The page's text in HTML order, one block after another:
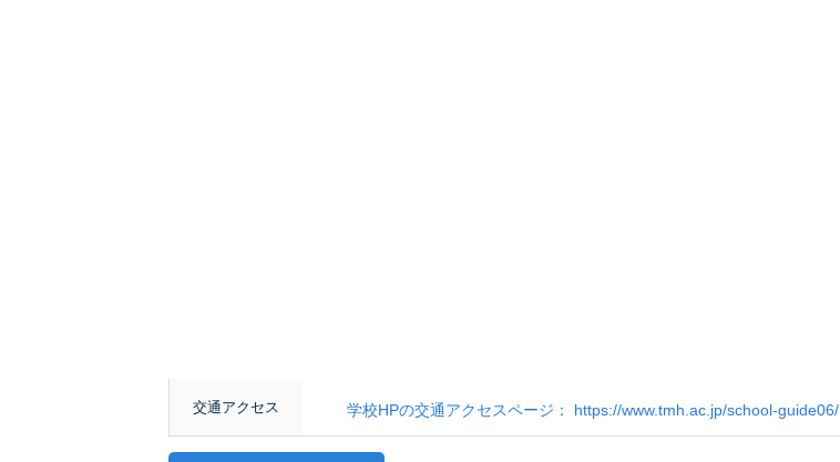
交通アクセス 学校HPの交通アクセスページ： https://www.tmh.ac.jp/school-guide06/